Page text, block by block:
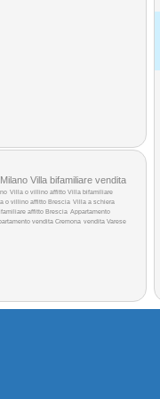
Villa bifamiliare vendita
Villa o villino affitto Villa bifamiliare
o villino affitto Brescia Villa a schiera
affitto Brescia Appartamento
vendita Cremona vendita Varese